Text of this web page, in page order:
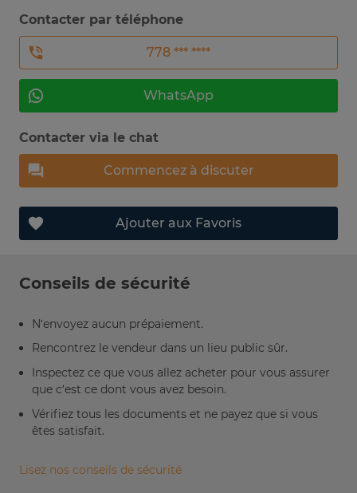
Contacter par téléphone
778 *** ****
WhatsApp
Contacter via le chat
Commencez à discuter
Ajouter aux Favoris
Conseils de sécurité
N’envoyez aucun prépaiement.
Rencontrez le vendeur dans un lieu public sûr.
Inspectez ce que vous allez acheter pour vous assurer
que c’est ce dont vous avez besoin.
Vérifiez tous les documents et ne payez que si vous
êtes satisfait.
Lisez nos conseils de sécurité